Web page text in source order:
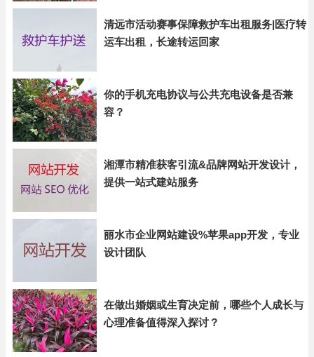
清远市活动赛事保障救护车出租服务|医疗转
运车出租，长途转运回家
你的手机充电协议与公共充电设备是否兼
容？
湘潭市精准获客引流&品牌网站开发设计，
提供一站式建站服务
丽水市企业网站建设%苹果app开发，专业
设计团队
在做出婚姻或生育决定前，哪些个人成长与
心理准备值得深入探讨？